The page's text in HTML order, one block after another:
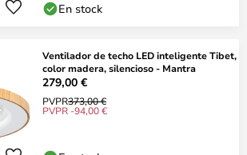
En stock
Ventilador de techo LED inteligente Tibet,
color madera, silencioso - Mantra
279,00 €
PVPR373,00 €
PVPR -94,00 €